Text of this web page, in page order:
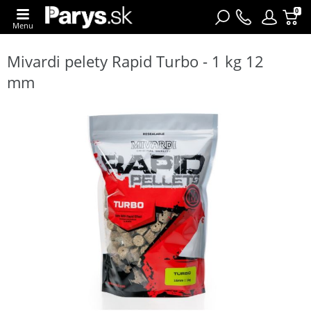
0
Menu
Mivardi pelety Rapid Turbo - 1 kg 12
mm